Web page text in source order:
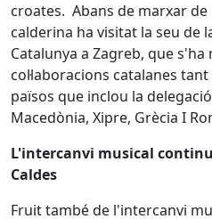
croates. Abans de marxar de
calderina ha visitat la seu de
Catalunya a Zagreb, que
col·laboracions catalanes
països que inclou la
Macedònia, Xipre, Grècia I
L'intercanvi musical
Caldes
Fruit també de l'intercanvi